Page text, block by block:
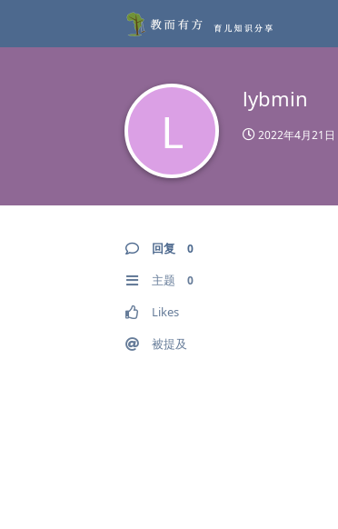
L
lybmin
2022年4月21日
回复 0
主题 0
Likes
被提及